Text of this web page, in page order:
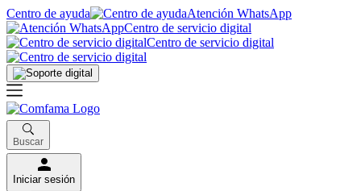
Centro de ayuda
Atención WhatsApp
Centro de servicio digital
Centro de servicio digital
Buscar
Iniciar sesión